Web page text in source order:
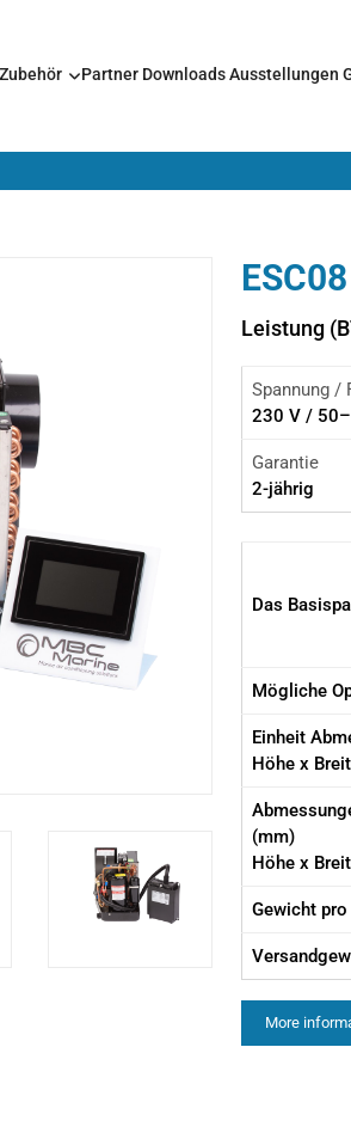
Zubehör Partner DownloadsAusstellungen
Leistung
Spannung /
230 V /
Garantie
2-jährig
Das
Mögliche
Einheit
Höhe x
(mm)
Höhe x
Gewicht
More